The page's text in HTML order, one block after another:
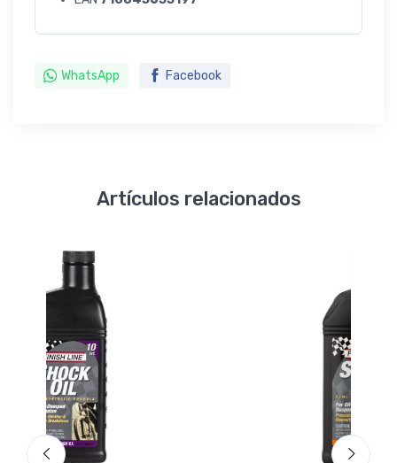
WhatsApp Facebook
Artículos relacionados